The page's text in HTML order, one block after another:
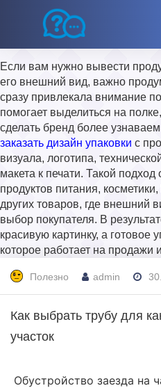
Если вам нужно вывести
его внешний вид, важно
сразу привлекала внимание
помогает выделиться на
сделать бренд более
заказать дизайн упаковки с
визуала, логотипа,
макета к печати. Такой
продуктов питания,
других товаров, где внешний
выбор покупателя. В
красивую картинку, а готовое
которое работает на продажи
Полезно admin
Как выбрать трубу для
участок
Обустройство заезда на